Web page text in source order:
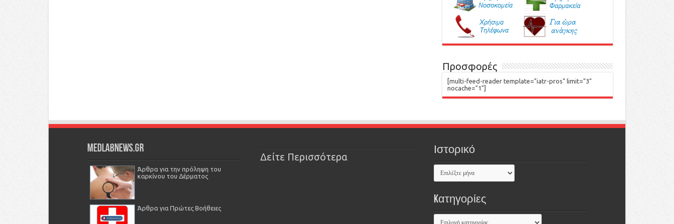
Προσφορές
[multi-feed-reader template="iatr-pros" limit="3"
nocache="1"]
Medlabnews.gr
Άρθρα για την πρόληψη του
καρκίνου του Δέρματος
Άρθρα για Πρώτες Βοήθειες
Δείτε Περισσότερα
Ιστορικό
Kατηγορίες